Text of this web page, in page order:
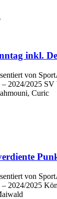
inkl.
von
2024/2025
Curic
von
– 2024/2025